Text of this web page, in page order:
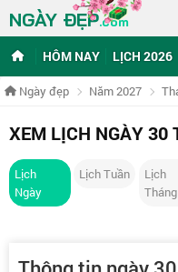
NGÀY ĐẸP.com
HÔM NAY LỊCH 2026
Ngày đẹp Năm 2027
XEM LỊCH NGÀY 30
Lịch
Ngày
Lịch Tuần
Lịch
Tháng